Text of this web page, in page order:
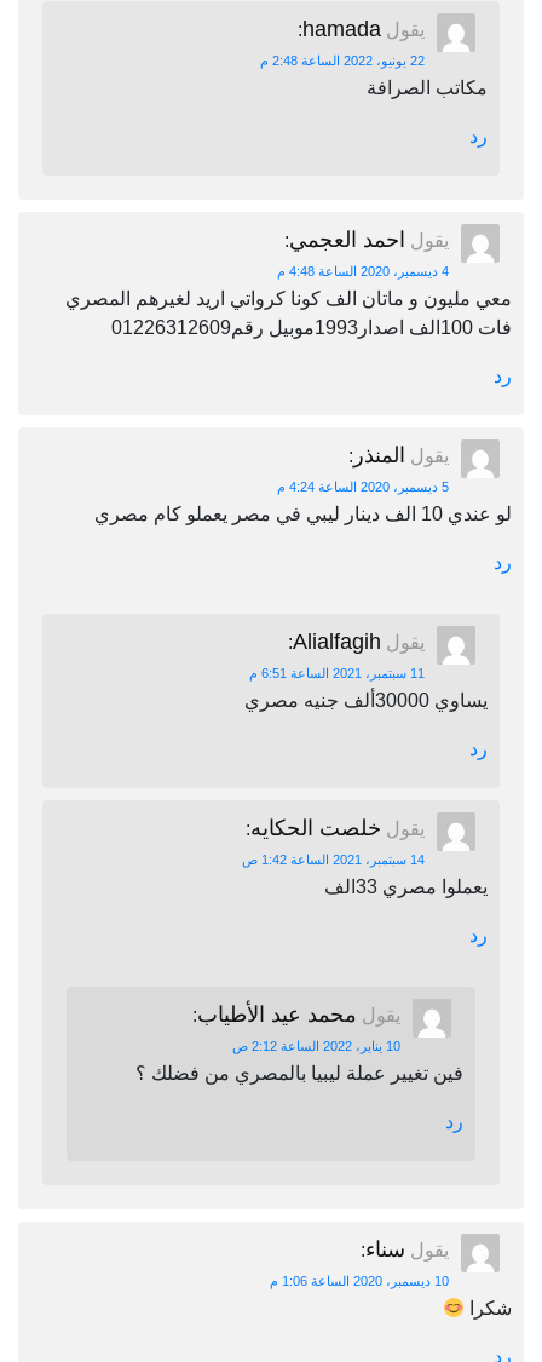
يقول hamada
:
22 يونيو، 2022 الساعة 2:48 م
مكاتب الصرافة
رد
يقول احمد العجمي:
4 ديسمبر، 2020 الساعة 4:48 م
معي مليون و ماتان الف كونا كرواتي اريد لغيرهم المصري
فات 100الف اصدار1993موبيل رقم01226312609
رد
يقول المنذر :
5 ديسمبر، 2020 الساعة 4:24 م
لو عندي 10 الف دينار ليبي في مصر يعملو كام مصري
رد
يقول Alialfagih
:
11 سبتمبر، 2021 الساعة 6:51 م
يساوي 30000ألف جنيه مصري
رد
يقول خلصت الحكايه:
14 سبتمبر، 2021 الساعة 1:42 ص
يعملوا مصري 33الف
رد
يقول محمد عيد الأطياب:
10 يناير، 2022 الساعة 2:12 ص
فين تغيير عملة ليبيا بالمصري من فضلك ؟
رد
يقول سناء:
10 ديسمبر، 2020 الساعة 1:06 م
شكرا
رد